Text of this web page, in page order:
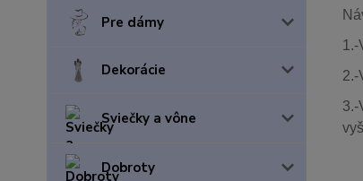
Pre dámy
Dekorácie
Sviečky a vône
Dobroty
1.-
2.-
3.-